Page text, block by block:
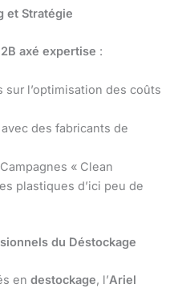
et Stratégie
axé expertise :
sur l’optimisation des coûts
des fabricants de
« Clean
plastiques d’ici peu de
du Déstockage
en destockage, l’Ariel